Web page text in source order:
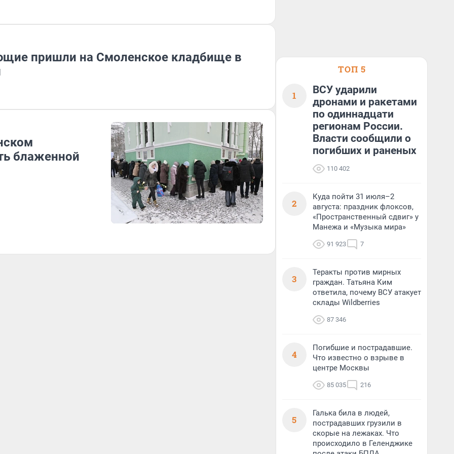
пришли на Смоленское кладбище в
блаженной
ТОП 5
1
ВСУ ударили
дронами и ракетами
по одиннадцати
регионам России.
Власти сообщили о
погибших и раненых
110 402
2
Куда пойти 31 июля–2
августа: праздник флоксов,
«Пространственный сдвиг» у
Манежа и «Музыка мира»
91 923 7
3
Теракты против мирных
граждан. Татьяна Ким
ответила, почему ВСУ атакует
склады Wildberries
87 346
4
Погибшие и пострадавшие.
Что известно о взрыве в
центре Москвы
85 035 216
5
Галька била в людей,
пострадавших грузили в
скорые на лежаках. Что
происходило в Геленджике